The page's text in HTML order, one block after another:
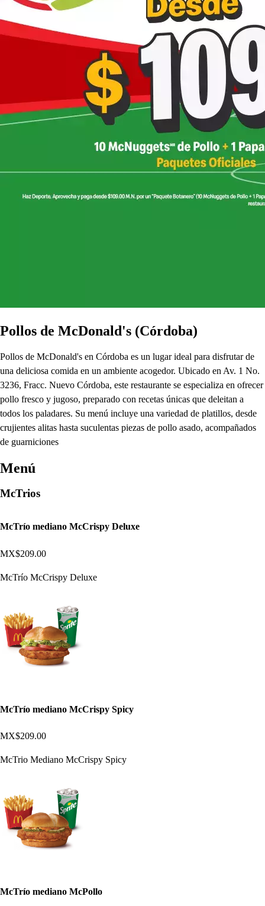
Pollos de McDonald's (Córdoba)
Pollos de McDonald's en Córdoba es un lugar ideal para disfrutar de
una deliciosa comida en un ambiente acogedor. Ubicado en Av. 1 No.
3236, Fracc. Nuevo Córdoba, este restaurante se especializa en ofrecer
pollo fresco y jugoso, preparado con recetas únicas que deleitan a
todos los paladares. Su menú incluye una variedad de platillos, desde
crujientes alitas hasta suculentas piezas de pollo asado, acompañados
de guarniciones
Menú
McTrios
McTrío mediano McCrispy Deluxe
MX$209.00
McTrío McCrispy Deluxe
McTrío mediano McCrispy Spicy
MX$209.00
McTrio Mediano McCrispy Spicy
McTrío mediano McPollo